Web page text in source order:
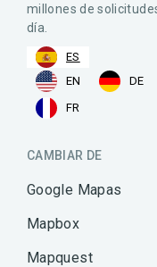
millones de
día.
ES
EN
DE
FR
CAMBIAR DE
Google Mapas
Mapbox
Mapquest